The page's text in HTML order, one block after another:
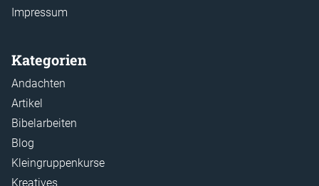
Impressum
Kategorien
Andachten
Artikel
Bibelarbeiten
Blog
Kleingruppenkurse
Kreatives